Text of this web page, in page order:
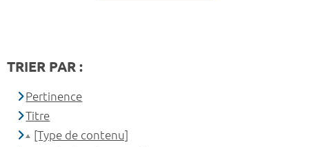
TRIER PAR :
Pertinence
Titre
[Type de contenu]